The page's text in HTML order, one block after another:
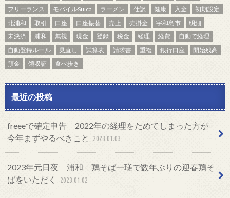
フリーランス
モバイルSuica ラーメン 仕訳 健康 入金
初期設定
北浦和
取引 口座 口座振替 売上 売掛金 宇和島市
明細
未決済
浦和 無視 現金 登録 税金 経理 経費
自動で経理
自動登録ルール
見直し 試算表 請求書 重複 銀行口座
開始残高
預金
領収証 食べ歩き
最近の投稿
freeeで確定申告 2022年の経理をためてしまった方が
今年まずやるべきこと
2023.01.03
2023年元日夜 浦和 鶏そば一瑳で数年ぶりの迎春鶏そ
ばをいただく
2023.01.02